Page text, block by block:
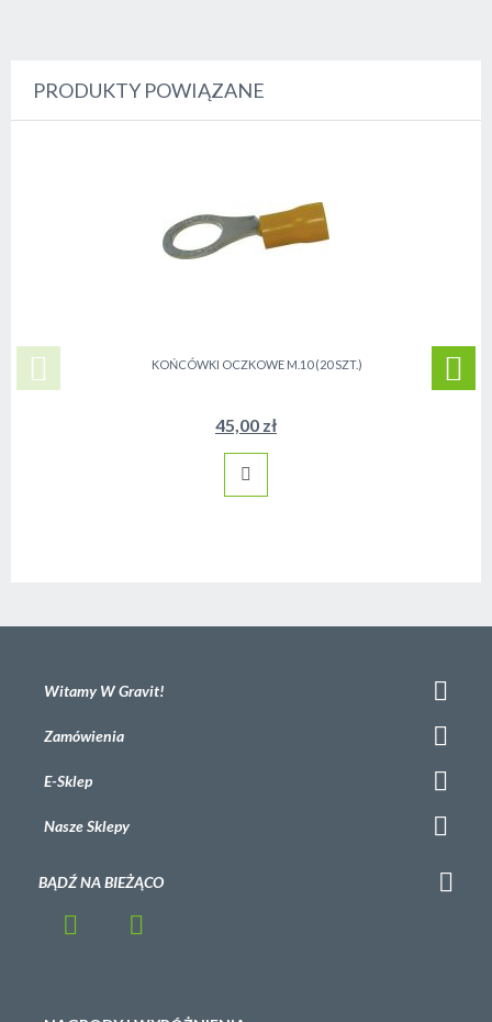
PRODUKTY POWIĄZANE
KOŃCÓWKI OCZKOWE M.10 (20 SZT.)
45,00 zł
Witamy W Gravit!
Zamówienia
E-Sklep
Nasze Sklepy
BĄDŹ NA BIEŻĄCO